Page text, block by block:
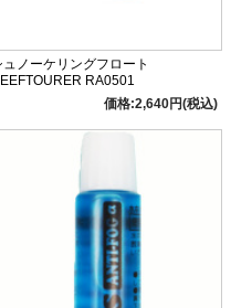
ュノーケリングフロート
RA0501
価格:2,640円(税込)